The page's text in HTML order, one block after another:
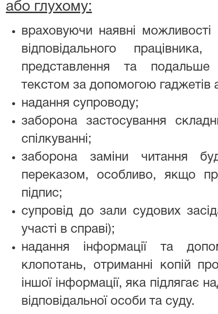
або глухому:
враховуючи наявні
відповідального
представлення та подальше
текстом за допомогою гаджетів
надання супроводу;
заборона застосування
спілкуванні;
заборона заміни читання
переказом, особливо, якщо
підпис;
супровід до зали судових
участі в справі);
надання інформації та
клопотань, отриманні копій
іншої інформації, яка підлягає
відповідальної особи та суду.